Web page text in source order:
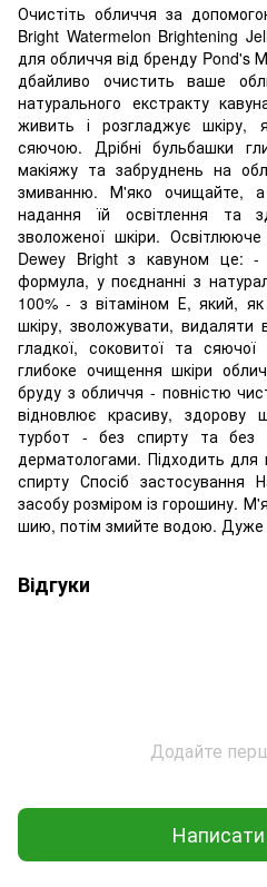
Очистіть обличчя за
Bright Watermelon Brightening
для обличчя від бренду Pond's
дбайливо очистить ваше
натурального екстракту
живить і розгладжує шкіру,
сяючою. Дрібні бульбашки
макіяжу та забруднень на
змиванню. М'яко очищайте,
надання їй освітлення та
зволоженої шкіри.
Dewey Bright з кавуном це:
формула, у поєднанні з
100% - з вітаміном Е, який,
шкіру, зволожувати, видаляти
гладкої, соковитої та
глибоке очищення шкіри
бруду з обличчя - повністю
відновлює красиву, здорову
турбот - без спирту та без
дерматологами. Підходить для
спирту Спосіб застосування
засобу розміром із горошину.
шию, потім змийте водою. Дуже
Відгуки
Додайте
Написати